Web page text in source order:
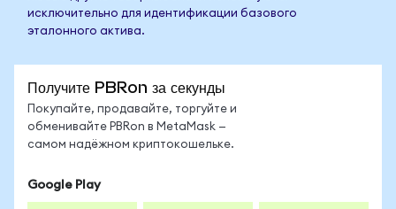
исключительно для идентификации базового
эталонного актива.
Получите PBRon за секунды
Покупайте, продавайте, торгуйте и
обменивайте PBRon в MetaMask —
самом надёжном криптокошельке.
Google Play